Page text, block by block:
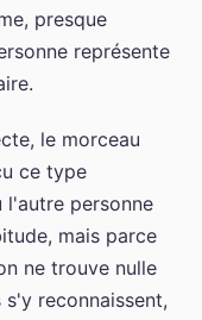
presque
représente
le morceau
ce type
personne
mais parce
ne trouve nulle
reconnaissent,